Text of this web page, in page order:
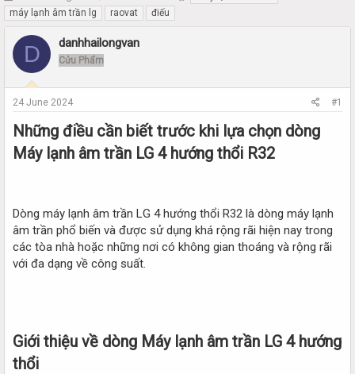
h
r
e
d
a
r
t
e
t
a
r
máy lạnh âm trần lg
raovat điếu
D danhhailongvan
Cửu Phẩm
24 June 2024 #1
Những điều cần biết trước khi lựa chọn dòng
Máy lạnh âm trần LG 4 hướng thổi R32​
Dòng máy lạnh âm trần LG 4 hướng thổi R32 là dòng máy lạnh
âm trần phổ biến và được sử dụng khá rộng rãi hiện nay trong
các tòa nhà hoặc những nơi có không gian thoáng và rộng rãi
với đa dạng về công suất.
Giới thiệu về dòng Máy lạnh âm trần LG 4 hướng
thổi